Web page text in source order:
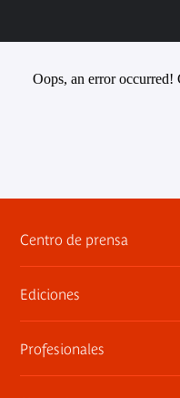
Oops, an error occurred!
Centro de prensa
Dosieres, comunicados
exposiciones
Ediciones
Las publicaciones del
Profesionales